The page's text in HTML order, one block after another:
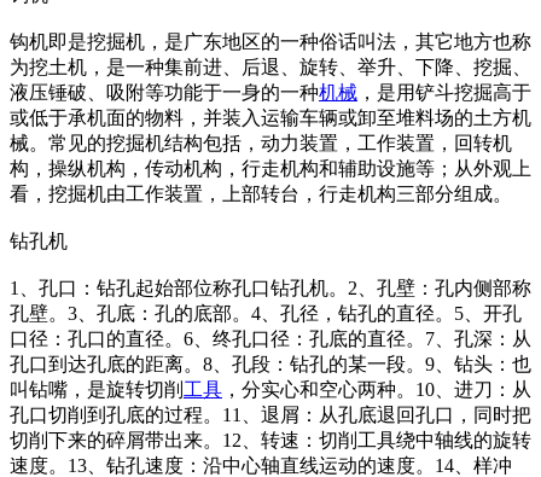
钩机即是挖掘机，是广东地区的一种俗话叫法，其它地方也称
为挖土机，是一种集前进、后退、旋转、举升、下降、挖掘、
液压锤破、吸附等功能于一身的一种机械 ，是用铲斗挖掘高于
或低于承机面的物料，并装入运输车辆或卸至堆料场的土方机
械。常见的挖掘机结构包括，动力装置，工作装置，回转机
构，操纵机构，传动机构，行走机构和辅助设施等；从外观上
看，挖掘机由工作装置，上部转台，行走机构三部分组成。
钻孔机
1、孔口：钻孔起始部位称孔口钻孔机。2、孔壁：孔内侧部称
孔壁。3、孔底：孔的底部。4、孔径，钻孔的直径。5、开孔
口径：孔口的直径。6、终孔口径：孔底的直径。7、孔深：从
孔口到达孔底的距离。8、孔段：钻孔的某一段。9、钻头：也
叫钻嘴，是旋转切削 工具 ，分实心和空心两种。10、进刀：从
孔口切削到孔底的过程。11、退屑：从孔底退回孔口，同时把
切削下来的碎屑带出来。12、转速：切削工具绕中轴线的旋转
速度。13、钻孔速度：沿中心轴直线运动的速度。14、样冲